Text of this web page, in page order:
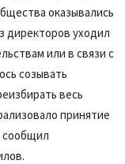
оказывались
директоров уходил
или в связи с
созывать
весь
принятие
сообщил